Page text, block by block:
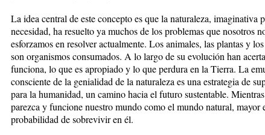
La idea central de este concepto es que la naturaleza, imaginativa
necesidad, ha resuelto ya muchos de los problemas que nosotros
esforzamos en resolver actualmente. Los animales, las plantas y
son organismos consumados. A lo largo de su evolución han
funciona, lo que es apropiado y lo que perdura en la Tierra. La
consciente de la genialidad de la naturaleza es una estrategia de
para la humanidad, un camino hacia el futuro sustentable.
parezca y funcione nuestro mundo como el mundo natural, mayor
probabilidad de sobrevivir en él.